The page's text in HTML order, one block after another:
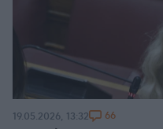
19.05.2026, 13:32 66